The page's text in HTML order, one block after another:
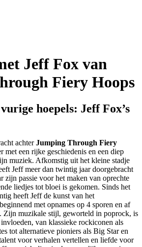
Jeff Fox van
Fiery Hoops
hoepels: Jeff Fox’s
achterJumping Through Fiery
met een rijke geschiedenis en een diep
muziek. Afkomstig uit het kleine stadje
Jeff meer dan twintig jaar doorgebracht
zijn passie voor het maken van oprechte
liedjes tot bloei is gekomen. Sinds het
heeft Jeff de kunst van het
met opnames op 4 sporen en af
Zijn muzikale stijl, geworteld in poprock, is
van klassieke rockiconen als
tot alternatieve pioniers als Big Star en
voor verhalen vertellen en liefde voor